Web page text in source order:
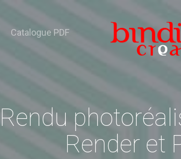
Catalogue PDF
Rendu
Render et